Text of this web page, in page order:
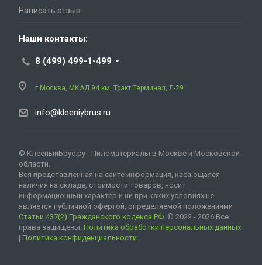
Написать отзыв
Наши контакты:
8 (499) 499-1-499
г.Москва, МКАД 94 км, Тракт Терминал, Л-29
info@kleeniybrus.ru
© КлееныйБрус.ру - Пиломатериалы в Москве и Московской
области.
Вся представленная на сайте информация, касающаяся
наличия на складе, стоимости товаров, носит
информационный характер и ни при каких условиях не
является публичной офертой, определяемой положениями
Статьи 437(2) Гражданского кодекса РФ. © 2022 - 2026 Все
права защищены. Политика обработки персональных данных
| Политика конфиденциальности